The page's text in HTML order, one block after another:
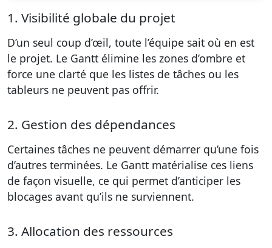
1. Visibilité globale du projet
D’un seul coup d’œil, toute l’équipe sait où en est
le projet. Le Gantt élimine les zones d’ombre et
force une clarté que les listes de tâches ou les
tableurs ne peuvent pas offrir.
2. Gestion des dépendances
Certaines tâches ne peuvent démarrer qu’une fois
d’autres terminées. Le Gantt matérialise ces liens
de façon visuelle, ce qui permet d’anticiper les
blocages avant qu’ils ne surviennent.
3. Allocation des ressources